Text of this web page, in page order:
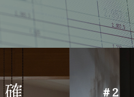
＃2